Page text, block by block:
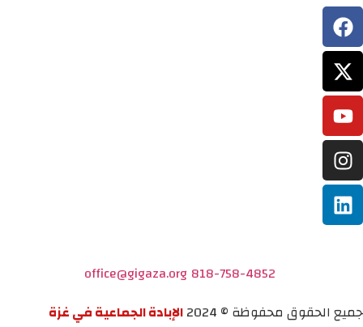
818-758-4852
office@gigaza.org
جميع الحقوق محفوظة © 2024
الإبادة الجماعية في غزة